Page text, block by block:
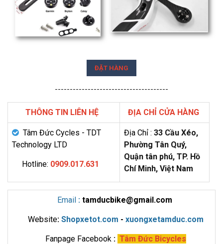
ĐẶT HÀNG
--------------------------------------
THÔNG TIN LIÊN HỆ ĐỊA CHỈ CỬA HÀNG
Tâm Đức Cycles - TDT
Technology LTD
Hotline: 0909.017.631
Địa Chỉ : 33 Cầu Xéo,
Phường Tân Quý,
Quận tân phú, TP. Hồ
Chí Minh, Việt Nam
Email : tamducbike@gmail.com
Website: Shopxetot.com - xuongxetamduc.com
Fanpage Facebook : Tâm Đức Bicycles